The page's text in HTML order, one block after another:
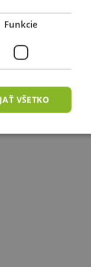
Funkcie
VŠETKO